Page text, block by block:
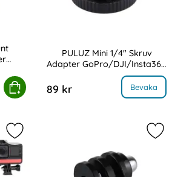
Köp GoPro/DJI/Insta360
PULUZ Mini 1/4" Skruv
Adapter GoPro/DJI/Insta360
Actionkameror Svart
89 kr Bevaka
, PULUZ Mini 1/4" Skruv Adapter GoPro/
Markera pULUZ Tripod Adapter